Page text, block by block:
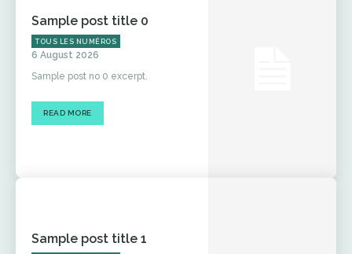
Sample post title 0
TOUS LES NUMÉROS
6 August 2026
Sample post no 0 excerpt.
READ MORE
Sample post title 1